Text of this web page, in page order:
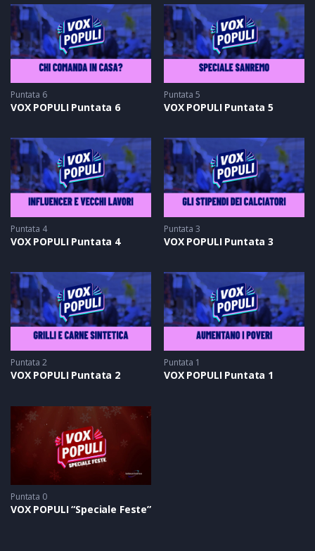
Puntata 6
VOX POPULI Puntata 6
Puntata 5
VOX POPULI Puntata 5
Puntata 4
VOX POPULI Puntata 4
Puntata 3
VOX POPULI Puntata 3
Puntata 2
VOX POPULI Puntata 2
Puntata 1
VOX POPULI Puntata 1
Puntata 0
VOX POPULI “Speciale Feste”